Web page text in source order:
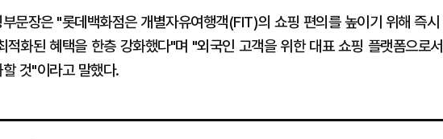
문장은 "롯데백화점은 개별자유여행객(FIT)의 쇼핑 편의를 높이기 위해 즉시
적화된 혜택을 한층 강화했다"며 "외국인 고객을 위한 대표 쇼핑 플랫폼으로
것"이라고 말했다.